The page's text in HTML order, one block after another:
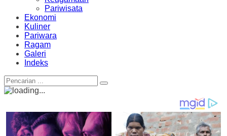
Pariwisata
Ekonomi
Kuliner
Pariwara
Ragam
Galeri
Indeks